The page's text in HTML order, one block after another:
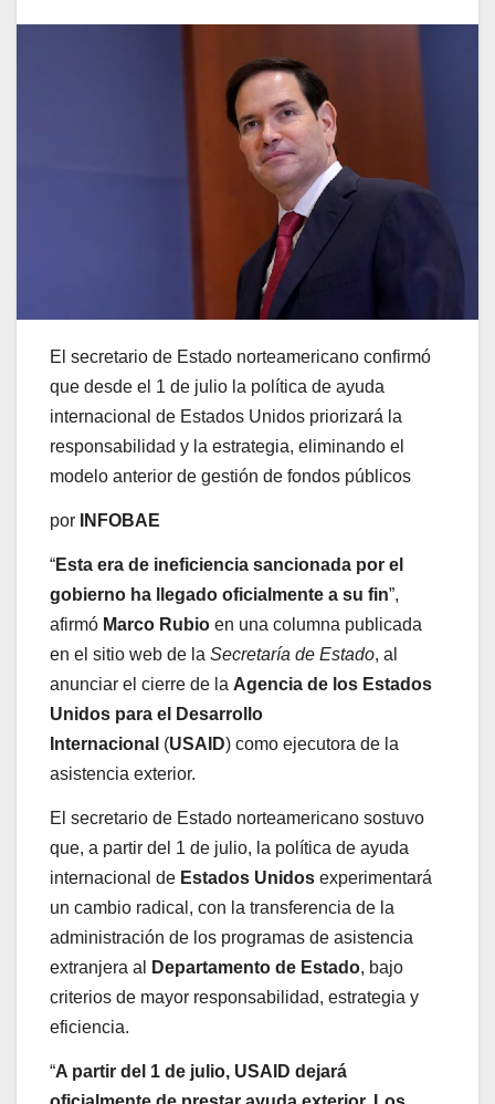
El secretario de Estado norteamericano confirmó
que desde el 1 de julio la política de ayuda
internacional de Estados Unidos priorizará la
responsabilidad y la estrategia, eliminando el
modelo anterior de gestión de fondos públicos
por INFOBAE
“Esta era de ineficiencia sancionada por el
gobierno ha llegado oficialmente a su fin”,
afirmó Marco Rubio en una columna publicada
en el sitio web de la Secretaría de Estado, al
anunciar el cierre de la Agencia de los Estados
Unidos para el Desarrollo
Internacional (USAID) como ejecutora de la
asistencia exterior.
El secretario de Estado norteamericano sostuvo
que, a partir del 1 de julio, la política de ayuda
internacional de Estados Unidos experimentará
un cambio radical, con la transferencia de la
administración de los programas de asistencia
extranjera al
Departamento de Estado, bajo
criterios de mayor responsabilidad, estrategia y
eficiencia.
“A partir del 1 de julio, USAID dejará